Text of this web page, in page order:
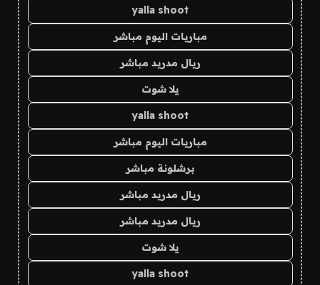
yalla shoot
مباريات اليوم مباشر
ريال مدريد مباشر
يلا شوت
yalla shoot
مباريات اليوم مباشر
برشلونة مباشر
ريال مدريد مباشر
ريال مدريد مباشر
يلا شوت
yalla shoot